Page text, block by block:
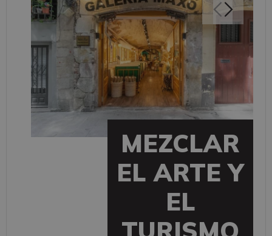
MEZCLAR
EL ARTE Y
EL